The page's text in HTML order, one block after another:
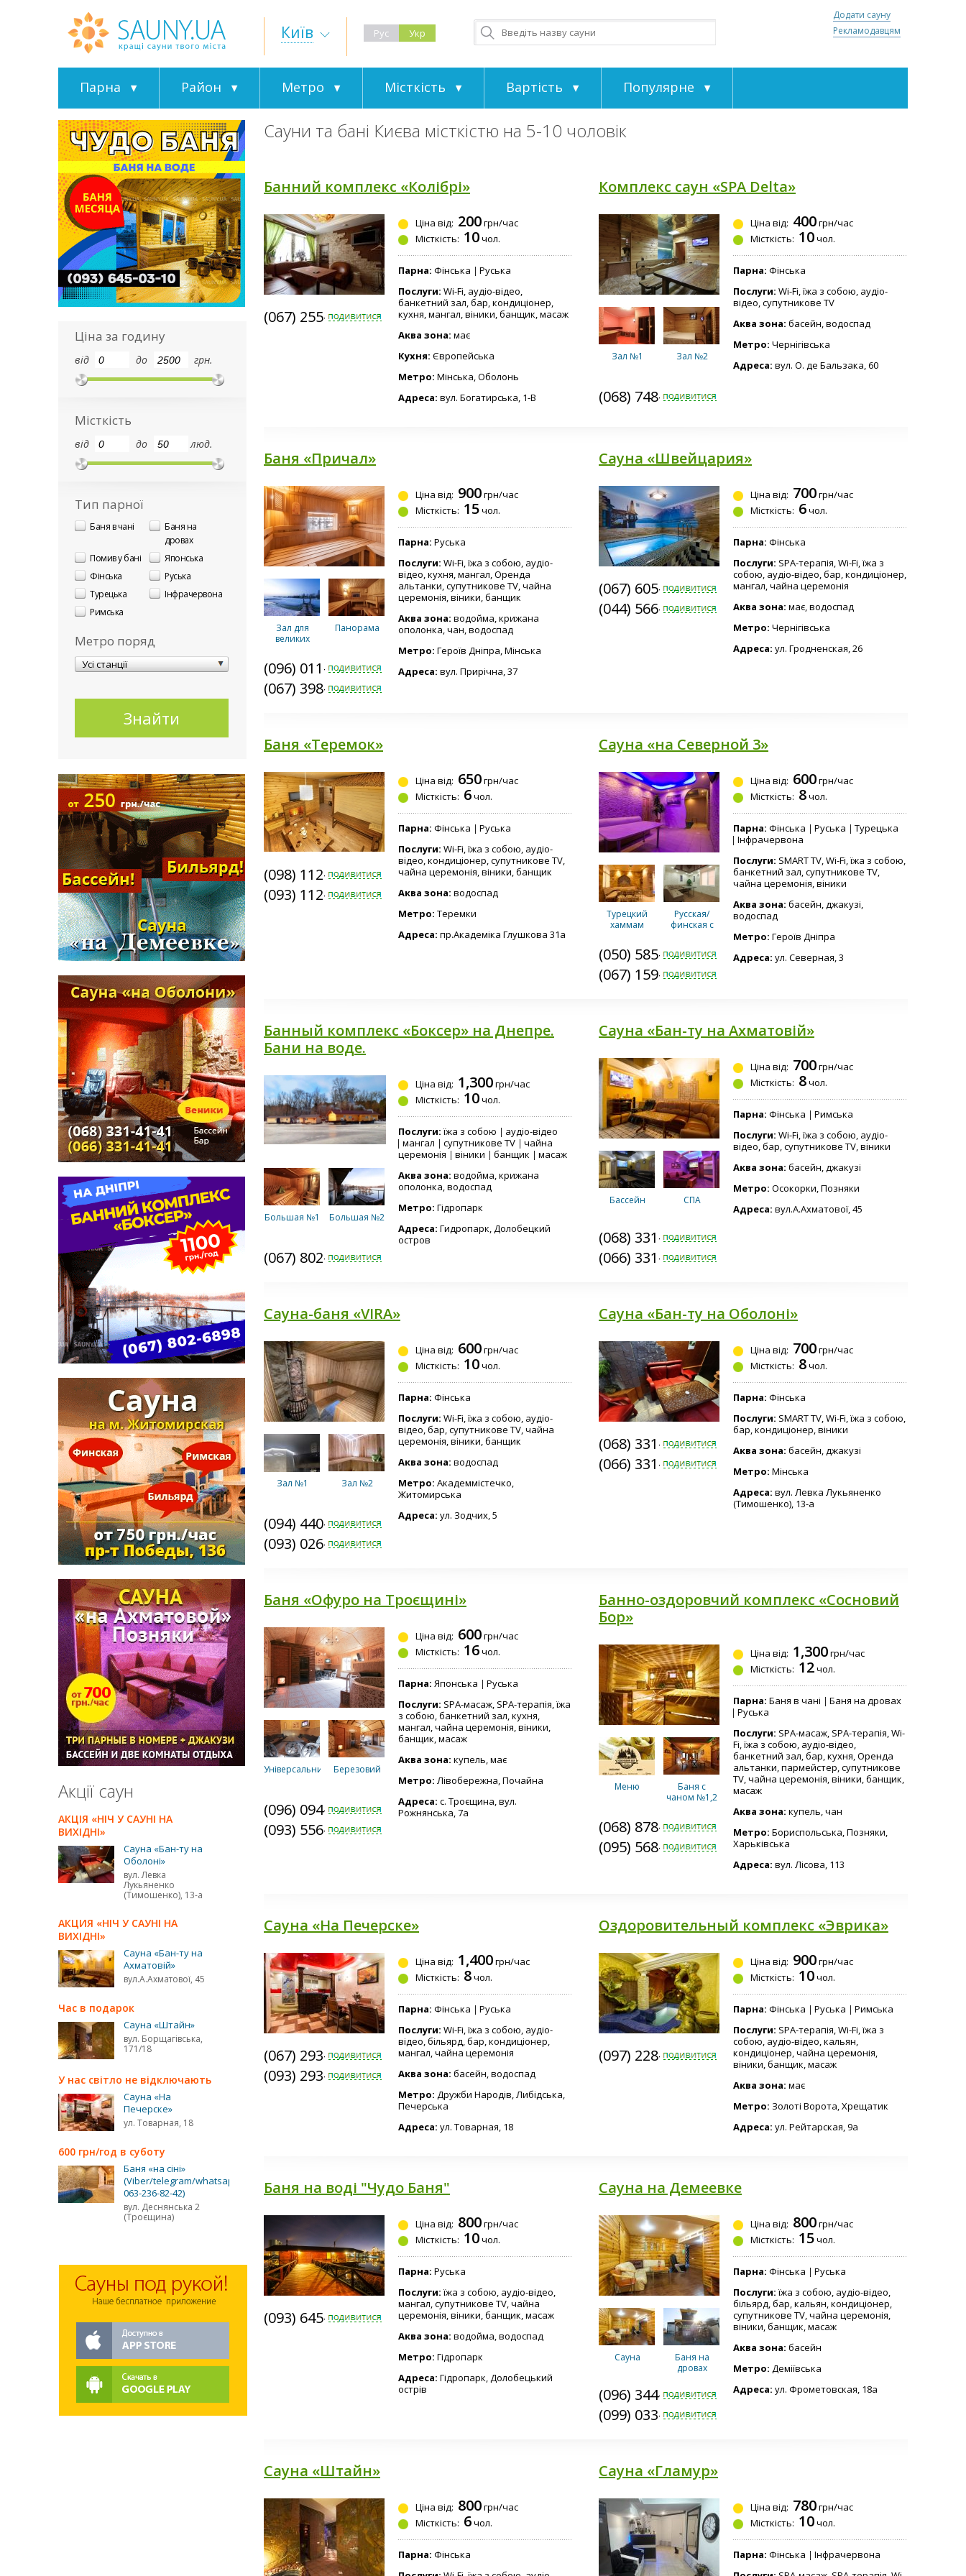
Київ Рус Укр
Додати сауну
Рекламодавцям
Парна Район Метро Місткість Вартість Популярне
Сауни та бані Києва місткістю на 5-10 чоловік
Банний комплекс «Колібрі»
(067) 255-0777
Ціна від: 200грн/час
Місткість: 10чол.
Парна: Фінська
Руська
Послуги: Wi-Fi, аудіо-відео,
банкетний зал, бар, кондиціонер,
кухня, мангал, віники, банщик, масаж
Аква зона: має
Кухня: Європейська
Метро: Мінська, Оболонь
Адреса: вул. Богатирська, 1-В
Комплекс саун «SPA Delta»
Зал №1 Зал №2
Зал №5 Зал №6
(068) 748-5868
Ціна від: 400грн/час
Місткість: 10чол.
Парна: Фінська
Послуги: Wi-Fi, їжа з собою, аудіо-
відео, супутникове TV
Аква зона: басейн, водоспад
Метро: Чернігівська
Адреса: вул. О. де Бальзака, 60
Баня «Причал»
Зал для
великих
Панорама
Альтанки Купель
(096) 011-2010
(067) 398-6810
Ціна від: 900грн/час
Місткість: 15чол.
Парна: Руська
Послуги: Wi-Fi, їжа з собою, аудіо-
відео, кухня, мангал, Оренда
альтанки, супутникове TV, чайна
церемонія, віники, банщик
Аква зона: водойма, крижана
ополонка, чан, водоспад
Метро: Героїв Дніпра, Мінська
Адреса: вул. Прирічна, 37
Сауна «Швейцария»
(067) 605-4419
(044) 566-1939
Ціна від: 700грн/час
Місткість: 6чол.
Парна: Фінська
Послуги: SPA-терапія, Wi-Fi, їжа з
собою, аудіо-відео, бар, кондиціонер,
мангал, чайна церемонія
Аква зона: має, водоспад
Метро: Чернігівська
Адреса: ул. Гродненская, 26
Баня «Теремок»
(098) 112-1915
(093) 112-7262
Ціна від: 650грн/час
Місткість: 6чол.
Парна: Фінська
Руська
Послуги: Wi-Fi, їжа з собою, аудіо-
відео, кондиціонер, супутникове TV,
чайна церемонія, віники, банщик
Аква зона: водоспад
Метро: Теремки
Адреса: пр.Академіка Глушкова 31а
Сауна «на Северной 3»
Турецкий
хаммам
Русская/
финская с
отдыха
Русская/
финская с
джакузи №1
Маленькая
сауна
(050) 585-1371
(067) 159-3443
Ціна від: 600грн/час
Місткість: 8чол.
Парна: Фінська Руська
Турецька
Інфрачервона
Послуги: SMART TV, Wi-Fi, їжа з собою,
банкетний зал, супутникове TV,
чайна церемонія, віники
Аква зона: басейн, джакузі,
водоспад
Метро: Героїв Дніпра
Адреса: ул. Северная, 3
Банный комплекс «Боксер» на Днепре.
Бани на воде.
Большая №1 Большая №2
(067) 802-6898
Ціна від: 1,300грн/час
Місткість: 10чол.
Послуги: їжа з собою
аудіо-відео
мангал
супутникове TV
чайна
церемонія
віники банщик
масаж
Аква зона: водойма, крижана
ополонка, водоспад
Метро: Гідропарк
Адреса: Гидропарк, Долобецкий
остров
Сауна «Бан-ту на Ахматовій»
Бассейн СПА
(068) 331-4141
(066) 331-4141
Ціна від: 700грн/час
Місткість: 8чол.
Парна: Фінська
Римська
Послуги: Wi-Fi, їжа з собою, аудіо-
відео, бар, супутникове TV, віники
Аква зона: басейн, джакузі
Метро: Осокорки, Позняки
Адреса: вул.А.Ахматової, 45
Сауна-баня «VIRA»
Зал №1 Зал №2
(094) 440-0225
(093) 026-7131
Ціна від: 600грн/час
Місткість: 10чол.
Парна: Фінська
Послуги: Wi-Fi, їжа з собою, аудіо-
відео, бар, супутникове TV, чайна
церемонія, віники, банщик
Аква зона: водоспад
Метро: Академмістечко,
Житомирська
Адреса: ул. Зодчих, 5
Сауна «Бан-ту на Оболоні»
(068) 331-4141
(066) 331-4141
Ціна від: 700грн/час
Місткість: 8чол.
Парна: Фінська
Послуги: SMART TV, Wi-Fi, їжа з собою,
бар, кондиціонер, віники
Аква зона: басейн, джакузі
Метро: Мінська
Адреса: вул. Левка Лукьяненко
(Тимошенко), 13-а
Баня «Офуро на Троєщині»
Універсальний Березовий
(096) 094-5294
(093) 556-3754
Ціна від: 600грн/час
Місткість: 16чол.
Парна: Японська
Руська
Послуги: SPA-масаж, SPA-терапія, їжа
з собою, банкетний зал, кухня,
мангал, чайна церемонія, віники,
банщик, масаж
Аква зона: купель, має
Метро: Лівобережна, Почайна
Адреса: с. Троєщина, вул.
Рожнянська, 7а
Банно-оздоровчий комплекс «Сосновий
Бор»
Меню
Баня с
чаном №1,2
"Паралельний"
Будиночок
(068) 878-5953
(095) 568-4846
Ціна від: 1,300грн/час
Місткість: 12чол.
Парна: Баня в чані
Баня на дровах
Руська
Послуги: SPA-масаж, SPA-терапія, Wi-
Fi, їжа з собою, аудіо-відео,
банкетний зал, бар, кухня, Оренда
альтанки, пармейстер, супутникове
TV, чайна церемонія, віники, банщик,
масаж
Аква зона: купель, чан
Метро: Бориспольська, Позняки,
Харьківська
Адреса: вул. Лісова, 113
Сауна «На Печерске»
(067) 293-4603
(093) 293-4603
Ціна від: 1,400грн/час
Місткість: 8чол.
Парна: Фінська
Руська
Послуги: Wi-Fi, їжа з собою, аудіо-
відео, більярд, бар, кондиціонер,
мангал, чайна церемонія
Аква зона: басейн, водоспад
Метро: Дружби Народів, Либідська,
Печерська
Адреса: ул. Товарная, 18
Оздоровительный комплекс «Эврика»
(097) 228-2232
Ціна від: 900грн/час
Місткість: 10чол.
Парна: Фінська Руська
Римська
Послуги: SPA-терапія, Wi-Fi, їжа з
собою, аудіо-відео, кальян,
кондиціонер, чайна церемонія,
віники, банщик, масаж
Аква зона: має
Метро: Золоті Ворота, Хрещатик
Адреса: ул. Рейтарская, 9а
Баня на воді "Чудо Баня"
(093) 645-0310
Ціна від: 800грн/час
Місткість: 10чол.
Парна: Руська
Послуги: їжа з собою, аудіо-відео,
мангал, супутникове TV, чайна
церемонія, віники, банщик, масаж
Аква зона: водойма, водоспад
Метро: Гідропарк
Адреса: Гідропарк, Долобецький
острів
Сауна на Демеевке
Сауна
Баня на
дровах
(096) 344-5008
(099) 033-0068
Ціна від: 800грн/час
Місткість: 15чол.
Парна: Фінська
Руська
Послуги: їжа з собою, аудіо-відео,
більярд, бар, кальян, кондиціонер,
супутникове TV, чайна церемонія,
віники, банщик, масаж
Аква зона: басейн
Метро: Деміївська
Адреса: ул. Фрометовская, 18а
Сауна «Штайн»
Ціна від: 800грн/час
Місткість: 6чол.
Парна: Фінська
Сауна «Гламур»
Ціна від: 780грн/час
Місткість: 10чол.
Парна: Фінська
Інфрачервона
Ціна за годину
від до грн.
Місткість
від до люд.
Тип парної
Баня в чані
Баня на
дровах
Помив у бані
Японська
Фінська
Руська
Турецька
Інфрачервона
Римська
Метро поряд
Усі станції
Акції саун
АКЦІЯ «НІЧ У САУНІ НА
ВИХІДНІ»
Сауна «Бан-ту на
Оболоні»
вул. Левка
Лукьяненко
(Тимошенко), 13-а
АКЦИЯ «НІЧ У САУНІ НА
ВИХІДНІ»
Сауна «Бан-ту на
Ахматовій»
вул.А.Ахматової, 45
Час в подарок
Сауна «Штайн»
вул. Борщагівська,
171/18
У нас світло не відключають
Сауна «На
Печерске»
ул. Товарная, 18
600 грн/год в суботу
Баня «на сіні»
(Viber/telegram/whatsapp
063-236-82-42)
вул. Деснянська 2
(Троєщина)